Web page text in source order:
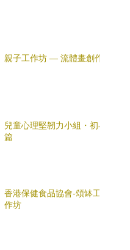
親子工作坊 — 流體畫創作
兒童心理堅韌力小組・初小
篇
香港保健食品協會-頌缽工
作坊